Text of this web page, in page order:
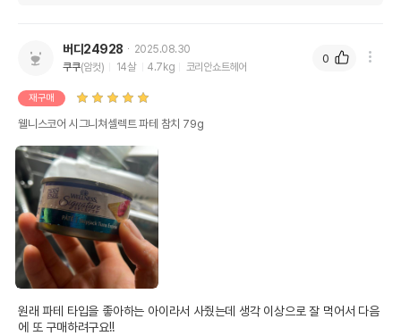
버디24928
2025.08.30
쿠쿠(암컷) 14살 4.7kg 코리안쇼트헤어
재구매
웰니스코어 시그니쳐셀렉트 파테 참치 79g
원래 파테 타입을 좋아하는 아이라서 사줬는데 생각 이상으로 잘 먹어서 다음
에 또 구매하려구요!!
0